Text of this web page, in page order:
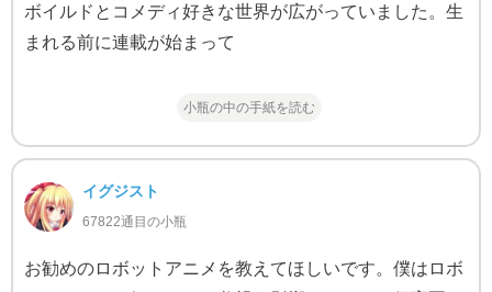
ボイルドとコメディ好きな世界が広がっていました。生
まれる前に連載が始まって
小瓶の中の手紙を読む
イグジスト
67822通目の小瓶
お勧めのロボットアニメを教えてほしいです。僕はロボ